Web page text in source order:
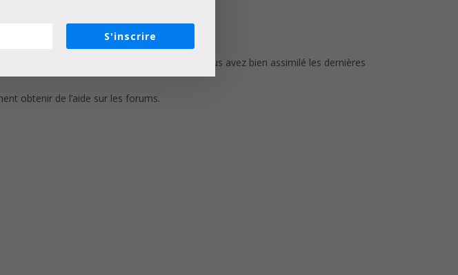
votre certification.
effectuer des exercices pour montrer que vous avez bien assimilé les dernières
obtenir de l’aide sur les forums.
S'inscrire